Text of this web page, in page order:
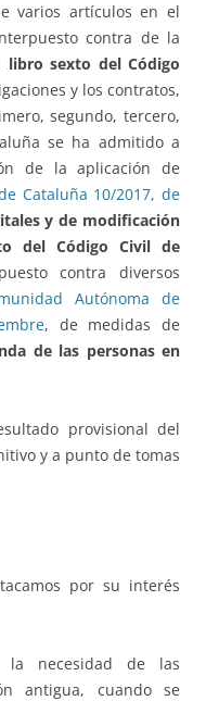
varios artículos en el
contra de la
libro sexto del Código
y los contratos,
segundo, tercero,
se ha admitido a
de la aplicación de
Cataluña 10/2017, de
y de modificación
del Código Civil de
contra diversos
Autónoma de
, de medidas de
de las personas en
provisional del
y a punto de tomas
por su interés
necesidad de las
antigua, cuando se